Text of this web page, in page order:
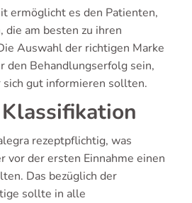
ermöglicht es den Patienten,
die am besten zu ihren
Auswahl der richtigen Marke
den Behandlungserfolg sein,
sich gut informieren sollten.
rezeptpflichtig, was
vor der ersten Einnahme einen
Das bezüglich der
sollte in alle